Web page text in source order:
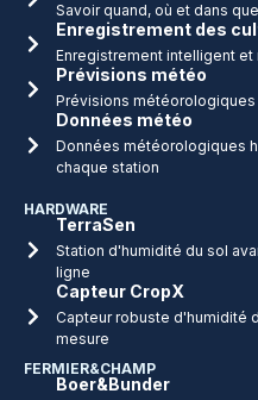
Savoir quand, où et dans
Enregistrement des
Enregistrement intelligent
Prévisions météo
Prévisions
Données météo
Données météorologiques
chaque station
HARDWARE
TerraSen
Station d'humidité du sol
ligne
Capteur CropX
Capteur robuste d'humidité
mesure
FERMIER&CHAMP
Boer&Bunder